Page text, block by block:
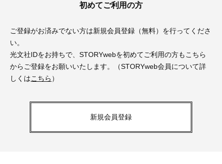
初めてご利用の方
ご登録がお済みでない方は新規会員登録（無料）を行ってくださ
い。
光文社IDをお持ちで、STORYwebを初めてご利用の方もこちら
からご登録をお願いいたします。（STORYweb会員について詳
しくはこちら ）
新規会員登録